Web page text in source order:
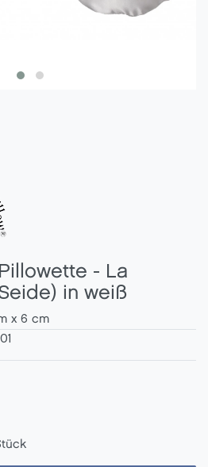
- La
in weiß
x 6 cm